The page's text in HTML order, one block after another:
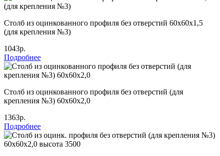
Столб из оцинкованного профиля без отверстий 60х60х1,5
(для крепления №3)
1043р.
Подробнее
Столб из оцинкованного профиля без отверстий (для
крепления №3) 60х60х2,0
1363р.
Подробнее